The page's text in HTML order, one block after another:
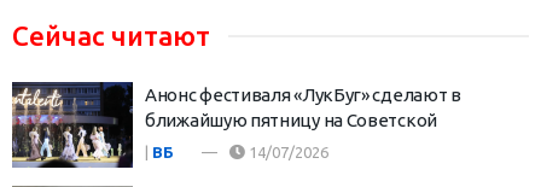
Сейчас читают
Анонс фестиваля «ЛукБуг» сделают в
ближайшую пятницу на Советской
| ВБ 14/07/2026